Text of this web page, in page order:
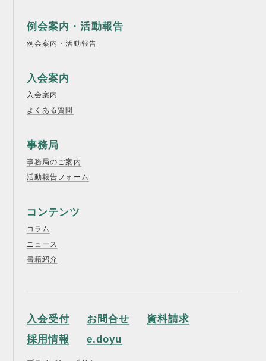
例会案内・活動報告
例会案内・活動報告
入会案内
入会案内
よくある質問
事務局
事務局のご案内
活動報告フォーム
コンテンツ
コラム
ニュース
書籍紹介
入会受付 お問合せ
資料請求
採用情報
e.doyu